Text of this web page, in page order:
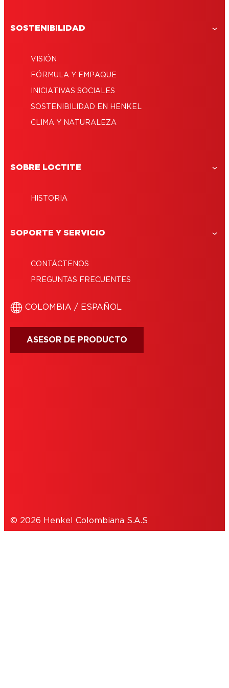
SOSTENIBILIDAD
VISIÓN
FÓRMULA Y EMPAQUE
INICIATIVAS SOCIALES
SOSTENIBILIDAD EN HENKEL
CLIMA Y NATURALEZA
SOBRE LOCTITE
HISTORIA
SOPORTE Y SERVICIO
CONTÁCTENOS
PREGUNTAS FRECUENTES
COLOMBIA / ESPAÑOL
ASESOR DE PRODUCTO
© 2026 Henkel Colombiana S.A.S